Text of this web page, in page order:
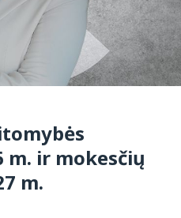
m. ir mokesčių
m.